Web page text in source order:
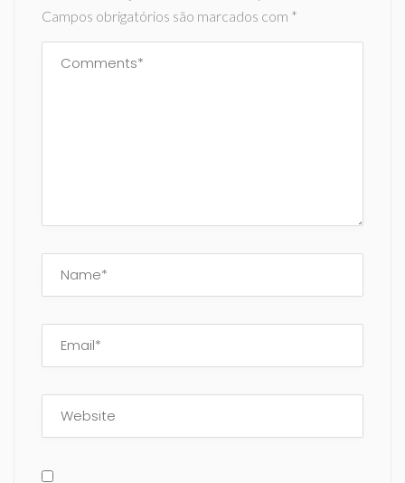
Campos obrigatórios são marcados com *